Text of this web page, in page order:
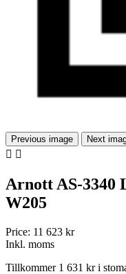
Previous image Next
 
Arnott AS-3340
W205
Price: 11 623 kr
Inkl. moms
Tillkommer 1 631 kr i